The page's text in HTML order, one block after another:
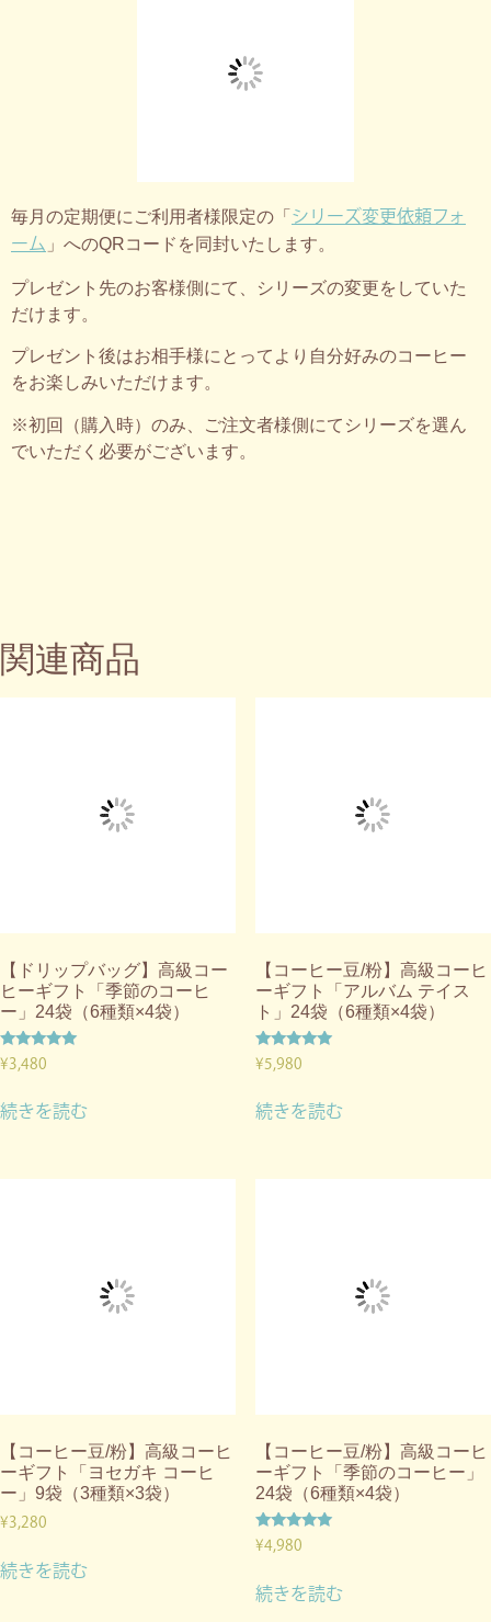
毎月の定期便にご利用者様限定の「 シリーズ変更依頼フォ
ーム 」へのQRコードを同封いたします。
プレゼント先のお客様側にて、シリーズの変更をしていた
だけます。
プレゼント後はお相手様にとってより自分好みのコーヒー
をお楽しみいただけます。
※初回（購入時）のみ、ご注文者様側にてシリーズを選ん
でいただく必要がございます。
関連商品
【ドリップバッグ】高級コー
ヒーギフト「季節のコーヒ
ー」24袋（6種類×4袋）
5段階中
5.00
¥3,480
続きを読む
【コーヒー豆/粉】高級コーヒ
ーギフト「アルバム テイス
ト」24袋（6種類×4袋）
5段階中
5.00
¥5,980
続きを読む
【コーヒー豆/粉】高級コーヒ
ーギフト「ヨセガキ コーヒ
ー」9袋（3種類×3袋）
¥3,280
続きを読む
【コーヒー豆/粉】高級コーヒ
ーギフト「季節のコーヒー」
24袋（6種類×4袋）
5段階中
5.00
¥4,980
続きを読む